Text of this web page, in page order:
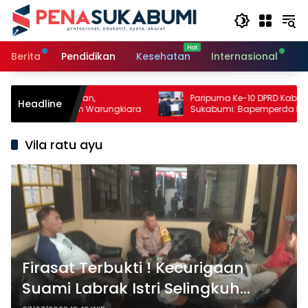
Langsung
konten
Berita
Pendidikan Kesehatan Internasional
Headline
Pertanian,
Perikanan Warungkiara
Paripurna Ke-10 DPRD Kabupaten
Sukabumi: Bapemperda Paparkan
Bahasan, Bupati Sampaikan Nota
Vila ratu ayu
Firasat Terbukti ! Kecurigaan
Suami Labrak Istri Selingkuh